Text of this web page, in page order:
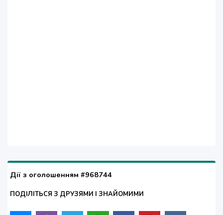
Дії з оголошенням #968744
ПОДІЛІТЬСЯ З ДРУЗЯМИ І ЗНАЙОМИМИ